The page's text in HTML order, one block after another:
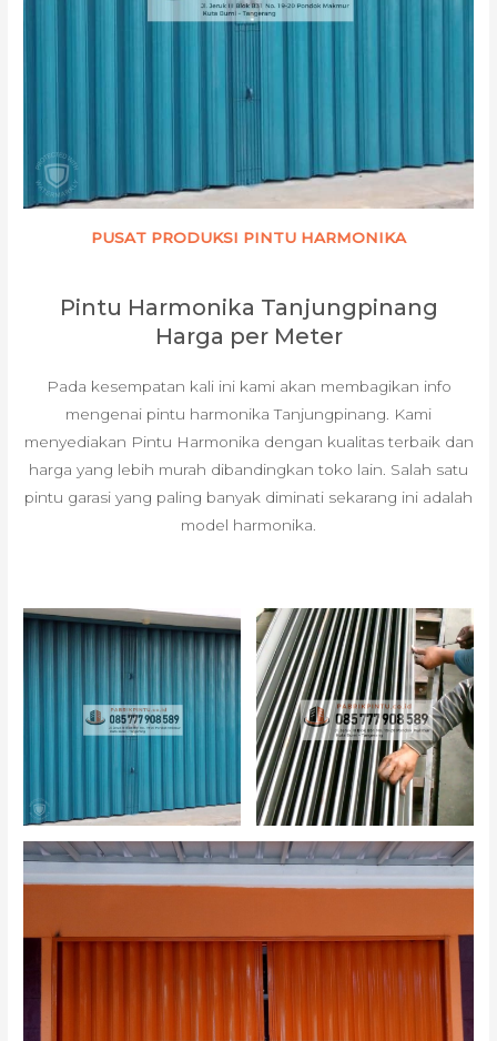
PUSAT PRODUKSI PINTU HARMONIKA
Pintu Harmonika Tanjungpinang
Harga per Meter
Pada kesempatan kali ini kami akan membagikan info
mengenai pintu harmonika Tanjungpinang. Kami
menyediakan Pintu Harmonika dengan kualitas terbaik dan
harga yang lebih murah dibandingkan toko lain. Salah satu
pintu garasi yang paling banyak diminati sekarang ini adalah
model harmonika.